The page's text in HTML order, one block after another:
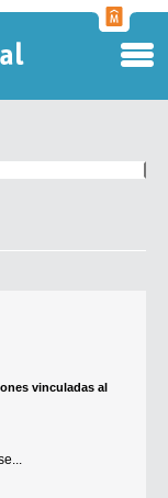
vinculadas al